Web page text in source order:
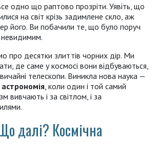
одно що раптово прозріти. Уявіть, що
на світ крізь задимлене скло, аж
його. Ви побачили те, що було поруч
про десятки злиттів чорних дір. Ми
де саме у космосі вони відбуваються,
телескопи. Виникла нова наука —
, коли один і той самий
вивчають і за світлом, і за
далі? Космічна